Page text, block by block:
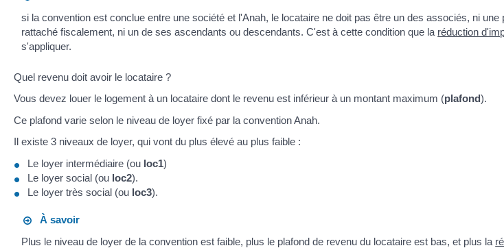
si la convention est conclue entre une société et l'Anah, le locataire ne doit pas être un des associés, ni une
rattaché fiscalement, ni un de ses ascendants ou descendants. C'est à cette condition que la réduction
s'appliquer.
Quel revenu doit avoir le locataire ?
Vous devez louer le logement à un locataire dont le revenu est inférieur à un montant maximum (plafond).
Ce plafond varie selon le niveau de loyer fixé par la convention Anah.
Il existe 3 niveaux de loyer, qui vont du plus élevé au plus faible :
Le loyer intermédiaire (ou loc1)
Le loyer social (ou loc2).
Le loyer très social (ou loc3).
À savoir
Plus le niveau de loyer de la convention est faible, plus le plafond de revenu du locataire est bas, et plus la